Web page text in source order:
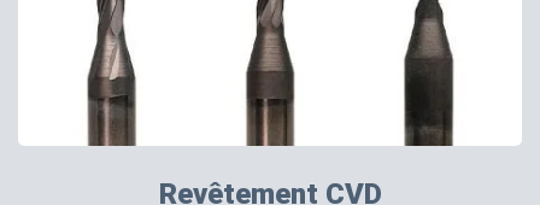
Revêtement CVD